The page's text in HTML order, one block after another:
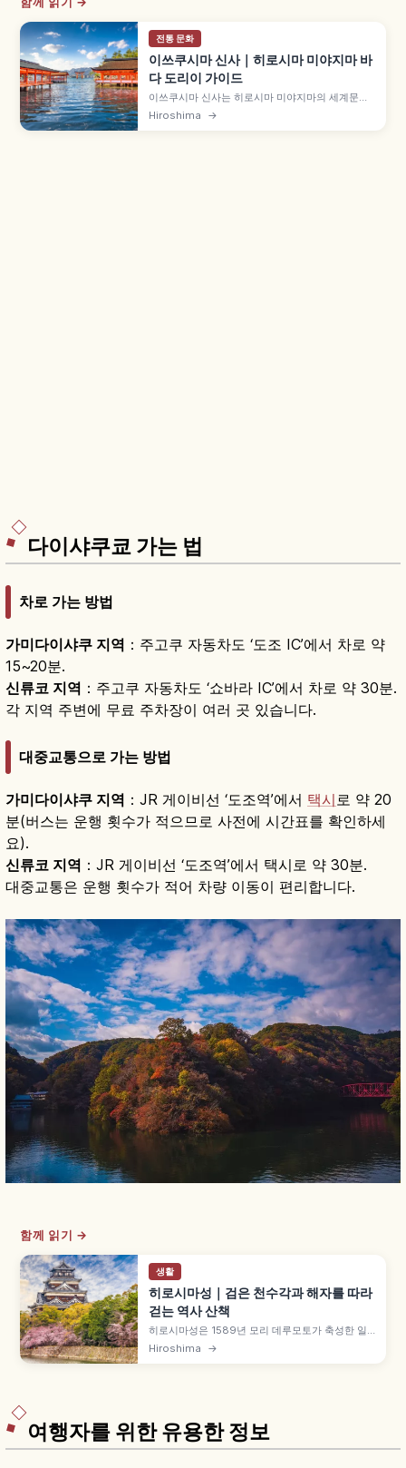
전통 문화
이쓰쿠시마 신사｜히로시마 미야지마 바
다 도리이 가이드
이쓰쿠시마 신사는 히로시마 미야지마의 세계문화
유산이자 일본 3경 중 하나로, 바다 위 대도리이와
Hiroshima →
다이샤쿠쿄 가는 법
차로 가는 방법
가미다이샤쿠 지역 ：주고쿠 자동차도 ‘도조 IC’에서 차로 약
15~20분.
신류코 지역 ：주고쿠 자동차도 ‘쇼바라 IC’에서 차로 약 30분.
각 지역 주변에 무료 주차장이 여러 곳 있습니다.
대중교통으로 가는 방법
가미다이샤쿠 지역 ：JR 게이비선 ‘도조역’에서 택시로 약 20
분(버스는 운행 횟수가 적으므로 사전에 시간표를 확인하세
요).
신류코 지역 ：JR 게이비선 ‘도조역’에서 택시로 약 30분.
대중교통은 운행 횟수가 적어 차량 이동이 편리합니다.
함께 읽기 →
생활
히로시마성｜검은 천수각과 해자를 따라
걷는 역사 산책
히로시마성은 1589년 모리 데루모토가 축성한 일
본 100명성으로, 검은 외관 때문에 '잉어성(리
Hiroshima →
여행자를 위한 유용한 정보